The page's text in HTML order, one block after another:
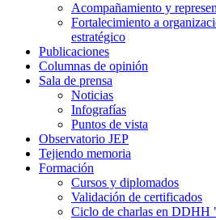
Acompañamiento y
Fortalecimiento a
estratégico
Publicaciones
Columnas de opinión
Sala de prensa
Noticias
Infografías
Puntos de vista
Observatorio JEP
Tejiendo memoria
Formación
Cursos y diplomados
Validación de certificados
Ciclo de charlas en DDHH